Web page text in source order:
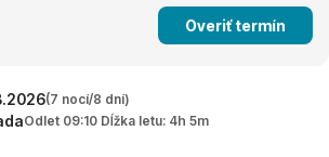
Overiť termín
(7 nocí/8 dní)
Odlet 09:10 Dĺžka letu: 4h 5m